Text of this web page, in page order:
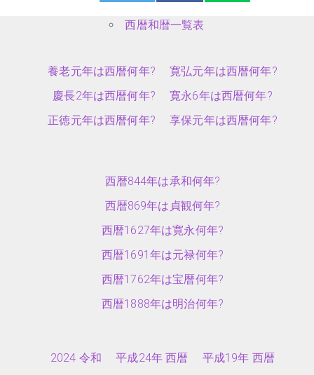
西暦和暦一覧表
養老元年は西暦何年?
寛弘元年は西暦何年?
慶長2年は西暦何年?
寛永6年は西暦何年?
正徳元年は西暦何年?
享保元年は西暦何年?
西暦844年は承和何年?
西暦869年は貞観何年?
西暦1627年は寛永何年?
西暦1691年は元禄何年?
西暦1762年は宝暦何年?
西暦1888年は明治何年?
2024 令和 平成24年 西暦
平成19年 西暦